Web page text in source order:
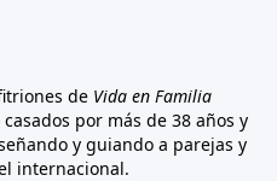
de Vida en Familia
por más de 38 años y
y guiando a parejas y
internacional.